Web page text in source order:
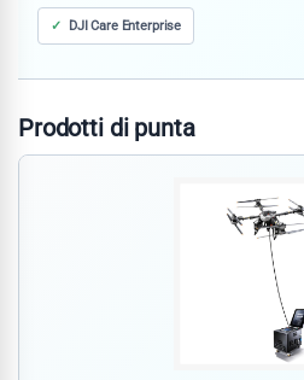
DJI Care Enterprise
Prodotti di punta